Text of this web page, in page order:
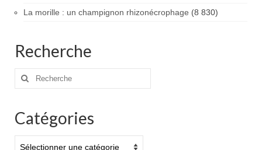
La morille : un champignon rhizonécrophage (8 830)
Recherche
Rechercher
Catégories